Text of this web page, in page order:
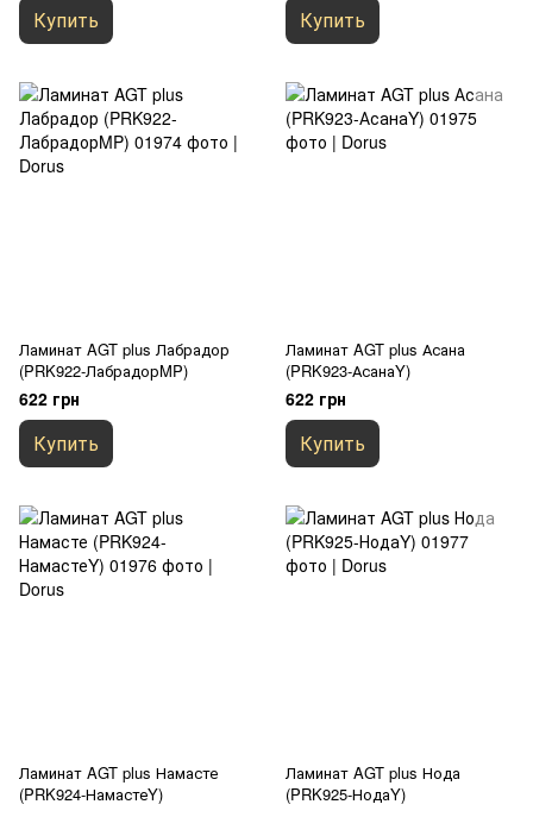
Купить Купить
Ламинат AGT plus Лабрадор
(PRK922-ЛабрадорMP)
622 грн
Купить
Ламинат AGT plus Асана
(PRK923-АсанаY)
622 грн
Купить
Ламинат AGT plus Намасте
(PRK924-НамастеY)
Ламинат AGT plus Нода
(PRK925-НодаY)